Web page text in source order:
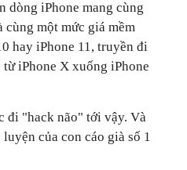
dòng iPhone mang cùng
một mức giá mềm
hay iPhone 11, truyền đi
iPhone X xuống iPhone
đi "hack não" tới vậy. Và
của con cáo già số 1